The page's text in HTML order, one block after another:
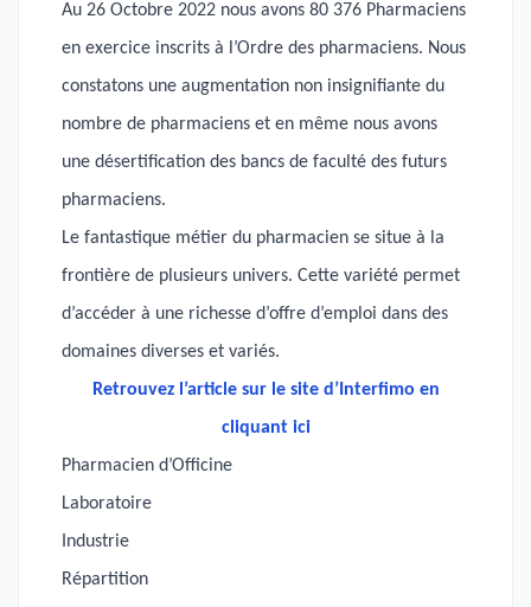
Au 26 Octobre 2022 nous avons 80 376 Pharmaciens
en exercice inscrits à l’Ordre des pharmaciens. Nous
constatons une augmentation non insignifiante du
nombre de pharmaciens et en même nous avons
une désertification des bancs de faculté des futurs
pharmaciens.
Le fantastique métier du pharmacien se situe à la
frontière de plusieurs univers. Cette variété permet
d’accéder à une richesse d’offre d’emploi dans des
domaines diverses et variés.
Retrouvez l’article sur le site d’Interfimo en
cliquant ici
Pharmacien d’Officine
Laboratoire
Industrie
Répartition